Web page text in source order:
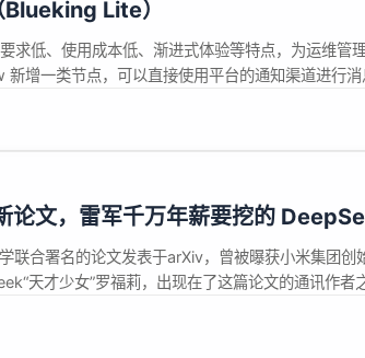
Lite）
低、使用成本低、渐进式体验等特点，为运维管
增一类节点，可以直接使用平台的通知渠道进行消
论文，雷军千万年薪要挖的
联合署名的论文发表于arXiv，曾被曝获小米集团创
天才少女”罗福莉，出现在了这篇论文的通讯作者
标注罗福莉属于小米大模型团队。 通讯作者中的罗